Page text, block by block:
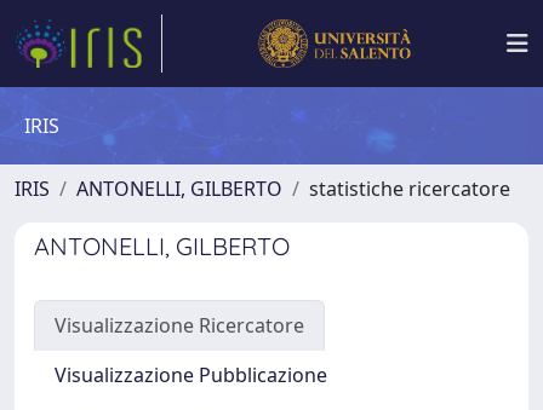
IRIS
IRIS ANTONELLI, GILBERTO statistiche ricercatore
ANTONELLI, GILBERTO
Visualizzazione Ricercatore
Visualizzazione Pubblicazione